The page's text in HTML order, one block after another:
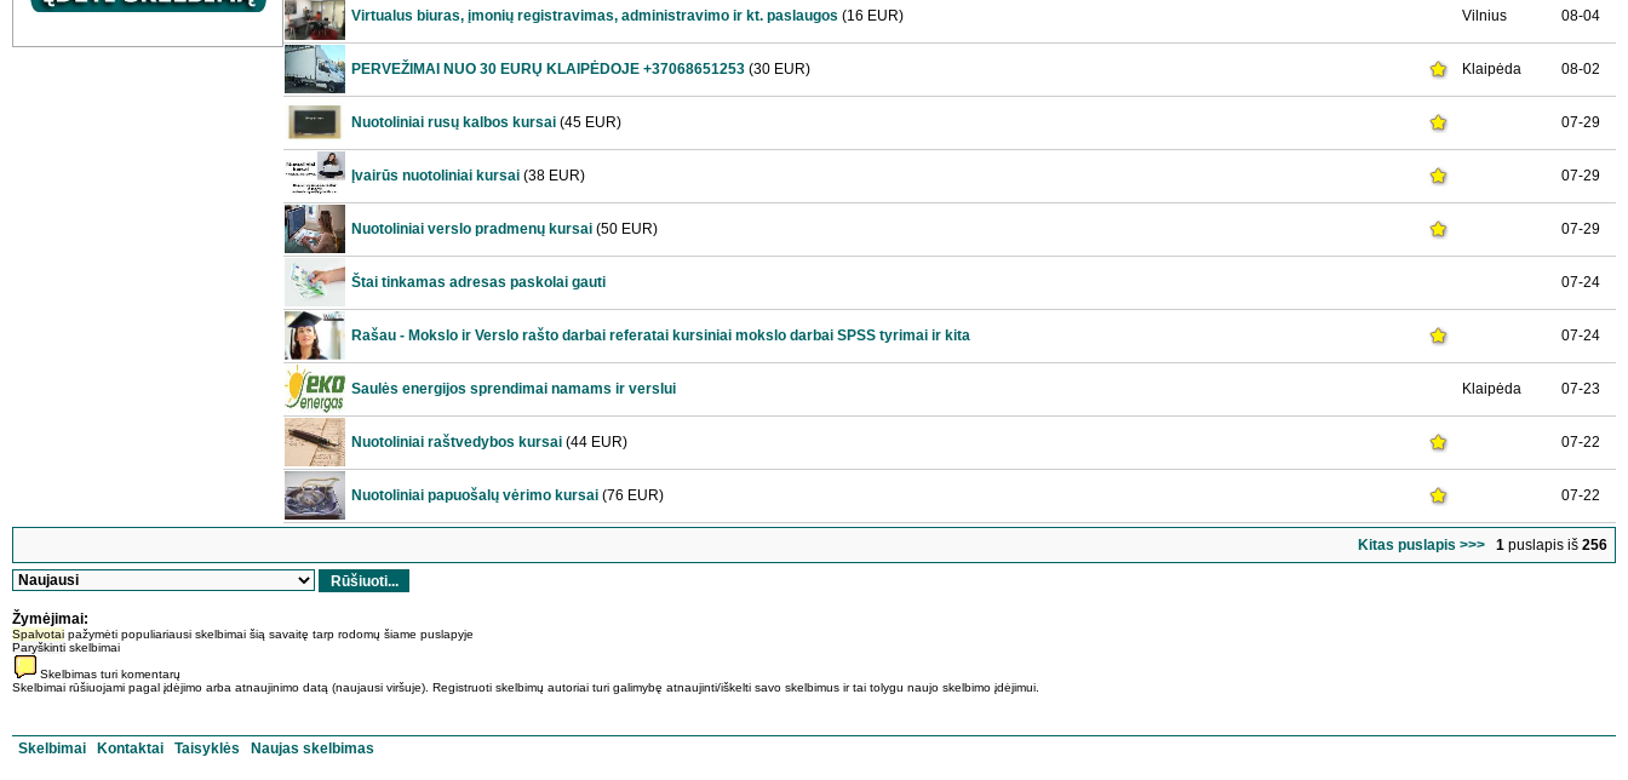
Virtualus biuras, įmonių registravimas, administravimo ir kt. paslaugos (16 EUR) Vilnius 08-04
PERVEŽIMAI NUO 30 EURŲ KLAIPĖDOJE +37068651253 (30 EUR) Klaipėda 08-02
Nuotoliniai rusų kalbos kursai (45 EUR) 07-29
Įvairūs nuotoliniai kursai (38 EUR) 07-29
Nuotoliniai verslo pradmenų kursai (50 EUR) 07-29
Štai tinkamas adresas paskolai gauti 07-24
Rašau - Mokslo ir Verslo rašto darbai referatai kursiniai mokslo darbai SPSS tyrimai ir kita 07-24
Saulės energijos sprendimai namams ir verslui Klaipėda 07-23
Nuotoliniai raštvedybos kursai (44 EUR) 07-22
Nuotoliniai papuošalų vėrimo kursai (76 EUR) 07-22
Kitas puslapis >>> 1 puslapis iš 256
Žymėjimai:
Spalvotai pažymėti populiariausi skelbimai šią savaitę tarp rodomų šiame puslapyje
Paryškinti skelbimai
Skelbimas turi komentarų
Skelbimai rūšiuojami pagal įdėjimo arba atnaujinimo datą (naujausi viršuje). Registruoti skelbimų autoriai turi galimybę atnaujinti/iškelti savo skelbimus ir tai tolygu naujo skelbimo įdėjimui.
Skelbimai Kontaktai Taisyklės Naujas skelbimas